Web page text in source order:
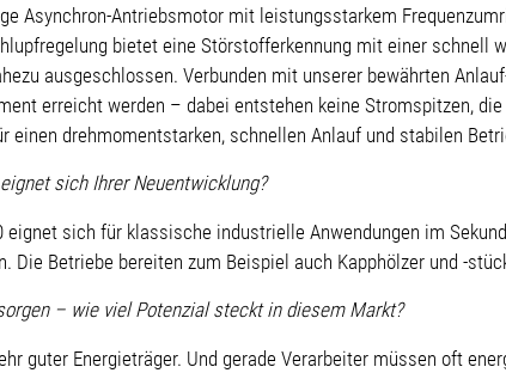
Asynchron-Antriebsmotor mit leistungsstarkem
bietet eine Störstofferkennung mit einer schnell
ausgeschlossen. Verbunden mit unserer bewährten
erreicht werden – dabei entstehen keine Stromspitzen,
einen drehmomentstarken, schnellen Anlauf und stabilen
sich Ihrer Neuentwicklung?
eignet sich für klassische industrielle Anwendungen im
Die Betriebe bereiten zum Beispiel auch Kapphölzer und -
– wie viel Potenzial steckt in diesem Markt?
guter Energieträger. Und gerade Verarbeiter müssen oft